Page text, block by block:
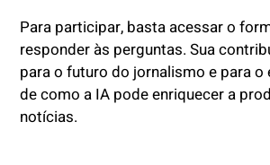
Para participar, basta acessar o
responder às perguntas. Sua
para o futuro do jornalismo e para o
de como a IA pode enriquecer a
notícias.